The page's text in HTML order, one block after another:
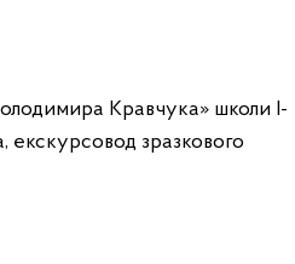
Кравчука» школи І-
екскурсовод зразкового